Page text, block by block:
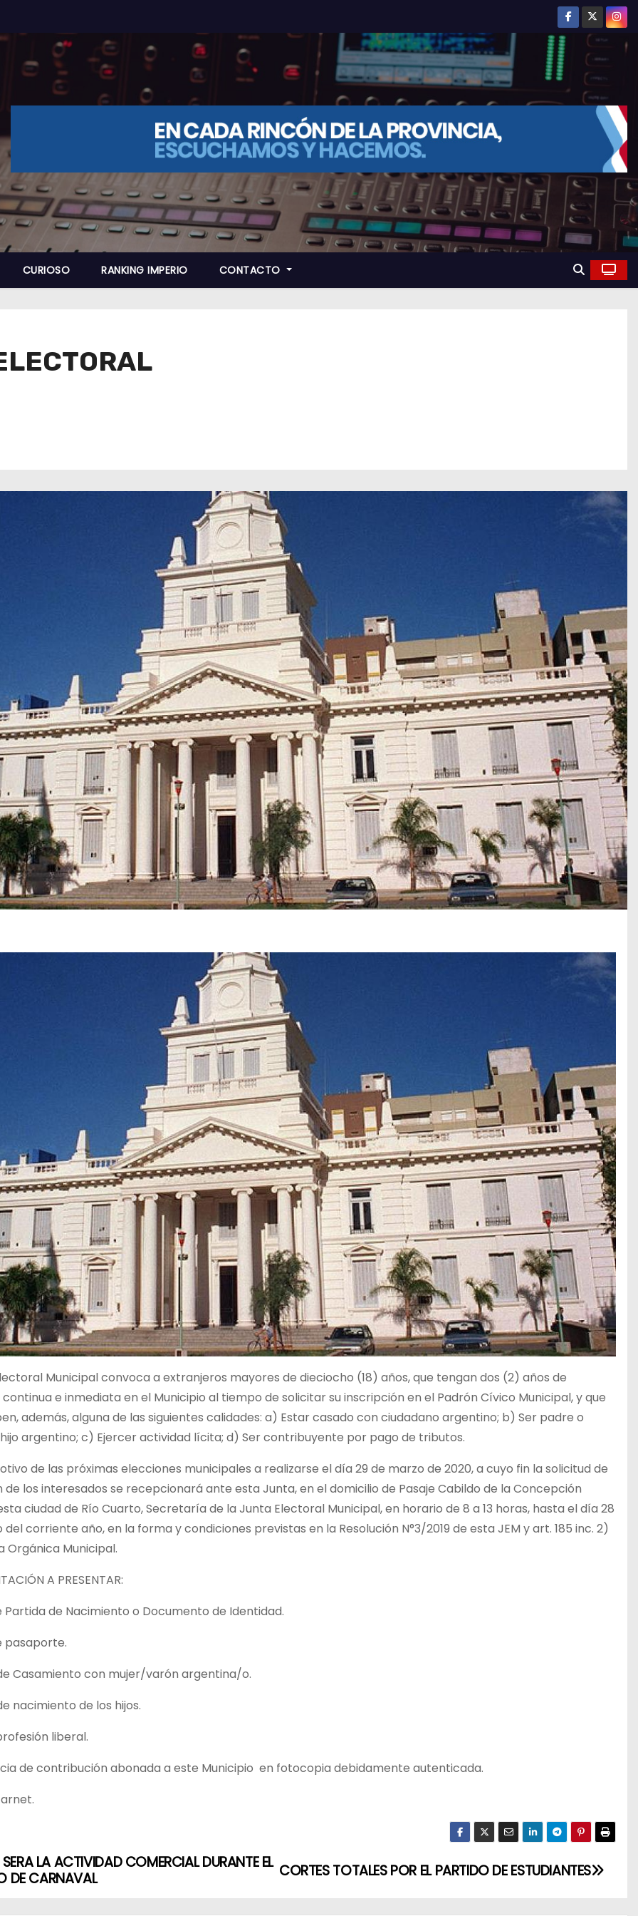
CURIOSO RANKING IMPERIO CONTACTO
Municipal convoca a extranjeros mayores de dieciocho (18) años, que tengan dos (2) años de
e inmediata en el Municipio al tiempo de solicitar su inscripción en el Padrón Cívico Municipal, y que
además, alguna de las siguientes calidades: a) Estar casado con ciudadano argentino; b) Ser padre o
argentino; c) Ejercer actividad lícita; d) Ser contribuyente por pago de tributos.
de las próximas elecciones municipales a realizarse el día 29 de marzo de 2020, a cuyo fin la solicitud de
de los interesados se recepcionará ante esta Junta, en el domicilio de Pasaje Cabildo de la Concepción
ciudad de Río Cuarto, Secretaría de la Junta Electoral Municipal, en horario de 8 a 13 horas, hasta el día 28
corriente año, en la forma y condiciones previstas en la Resolución N°3/2019 de esta JEM y art. 185 inc. 2)
Orgánica Municipal.
A PRESENTAR:
Partida de Nacimiento o Documento de Identidad.
pasaporte.
Casamiento con mujer/varón argentina/o.
nacimiento de los hijos.
liberal.
de contribución abonada a este Municipio en fotocopia debidamente autenticada.
CORTES TOTALES POR EL PARTIDO DE ESTUDIANTES
LA ACTIVIDAD COMERCIAL DURANTE EL
DE CARNAVAL